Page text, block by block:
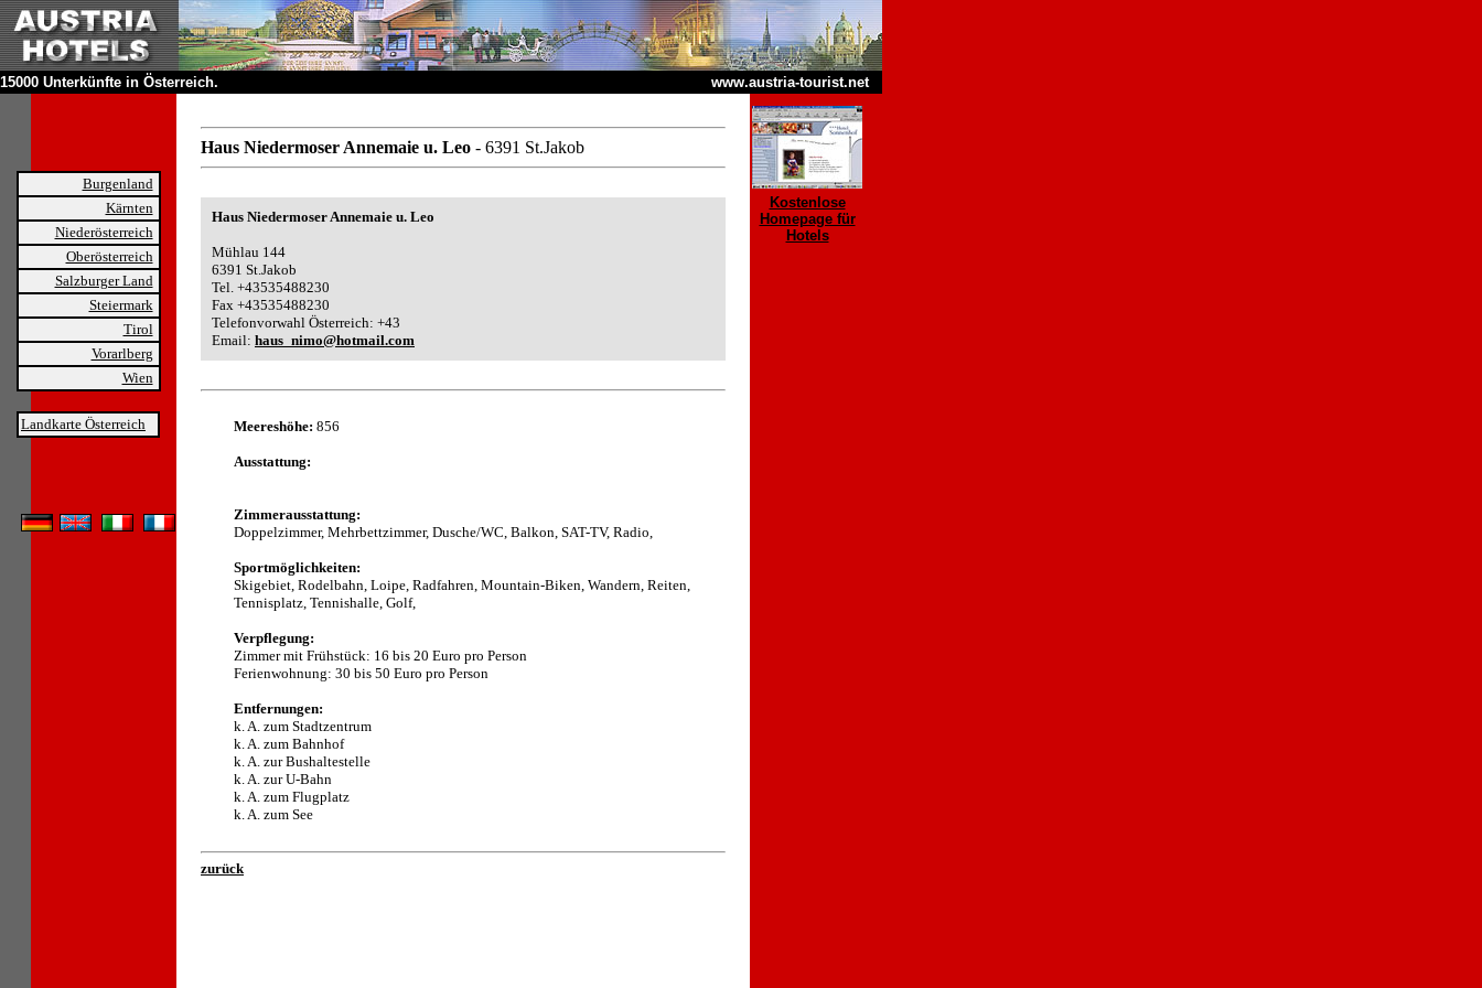
15000 Unterkünfte in Österreich. www.austria-tourist.net
Burgenland
Kärnten
Niederösterreich
Oberösterreich
Salzburger Land
Steiermark
Tirol
Vorarlberg
Wien
Landkarte Österreich
Haus Niedermoser Annemaie u. Leo - 6391 St.Jakob
Haus Niedermoser Annemaie u. Leo
Mühlau 144
6391 St.Jakob
Tel. +43535488230
Fax +43535488230
Telefonvorwahl Österreich: +43
Email: haus_nimo@hotmail.com
Meereshöhe: 856
Ausstattung:
Zimmerausstattung:
Doppelzimmer, Mehrbettzimmer, Dusche/WC, Balkon, SAT-TV, Radio,
Sportmöglichkeiten:
Skigebiet, Rodelbahn, Loipe, Radfahren, Mountain-Biken, Wandern, Reiten,
Tennisplatz, Tennishalle, Golf,
Verpflegung:
Zimmer mit Frühstück: 16 bis 20 Euro pro Person
Ferienwohnung: 30 bis 50 Euro pro Person
Entfernungen:
k. A. zum Stadtzentrum
k. A. zum Bahnhof
k. A. zur Bushaltestelle
k. A. zur U-Bahn
k. A. zum Flugplatz
k. A. zum See
zurück
Kostenlose
Homepage für
Hotels